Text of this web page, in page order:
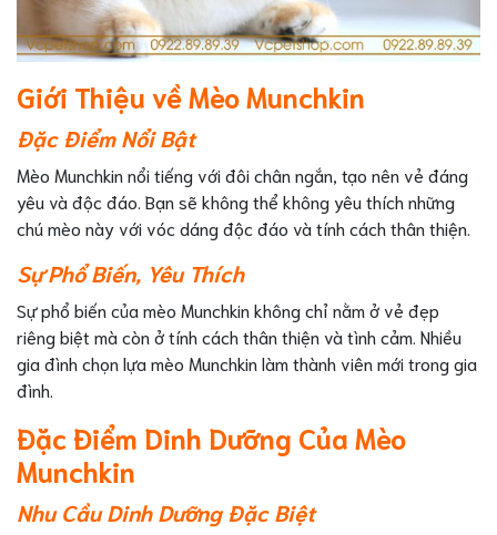
Giới Thiệu về Mèo Munchkin
Đặc Điểm Nổi Bật
Mèo Munchkin nổi tiếng với đôi chân ngắn, tạo nên vẻ đáng
yêu và độc đáo. Bạn sẽ không thể không yêu thích những
chú mèo này với vóc dáng độc đáo và tính cách thân thiện.
Sự Phổ Biến, Yêu Thích
Sự phổ biến của mèo Munchkin không chỉ nằm ở vẻ đẹp
riêng biệt mà còn ở tính cách thân thiện và tình cảm. Nhiều
gia đình chọn lựa mèo Munchkin làm thành viên mới trong gia
đình.
Đặc Điểm Dinh Dưỡng Của Mèo
Munchkin
Nhu Cầu Dinh Dưỡng Đặc Biệt